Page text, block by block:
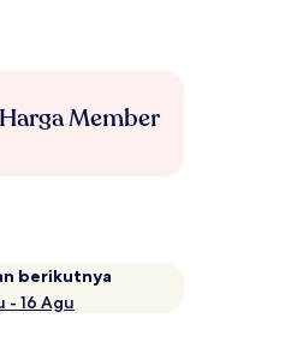
Member
berikutnya
- 16 Agu